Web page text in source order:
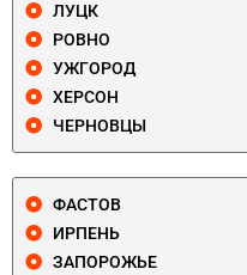
ЛУЦК
РОВНО
УЖГОРОД
ХЕРСОН
ЧЕРНОВЦЫ
ФАСТОВ
ИРПЕНЬ
ЗАПОРОЖЬЕ